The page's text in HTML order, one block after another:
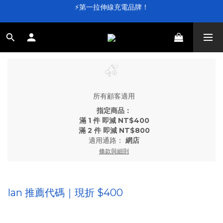
⚡第一拉伸線充電品牌！
⚡第一拉伸線充電品牌！
⚡第一拉伸線充電品牌！
所有顧客適用
指定商品：
滿 1 件 即減 NT$400
滿 2 件 即減 NT$800
適用通路： 網店
條款與細則
Ian 推薦代碼｜現折 $400